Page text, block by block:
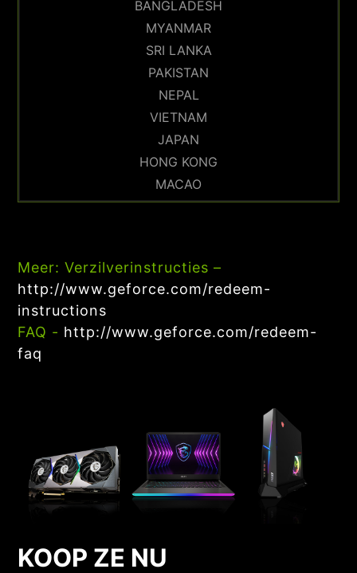
BANGLADESH
MYANMAR
SRI LANKA
PAKISTAN
NEPAL
VIETNAM
JAPAN
HONG KONG
MACAO
Meer: Verzilverinstructies –
http://www.geforce.com/redeem-
instructions
FAQ - http://www.geforce.com/redeem-
faq
KOOP ZE NU